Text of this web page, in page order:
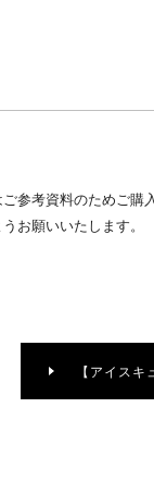
参考資料のためご購
お願いいたします。
【アイスキ